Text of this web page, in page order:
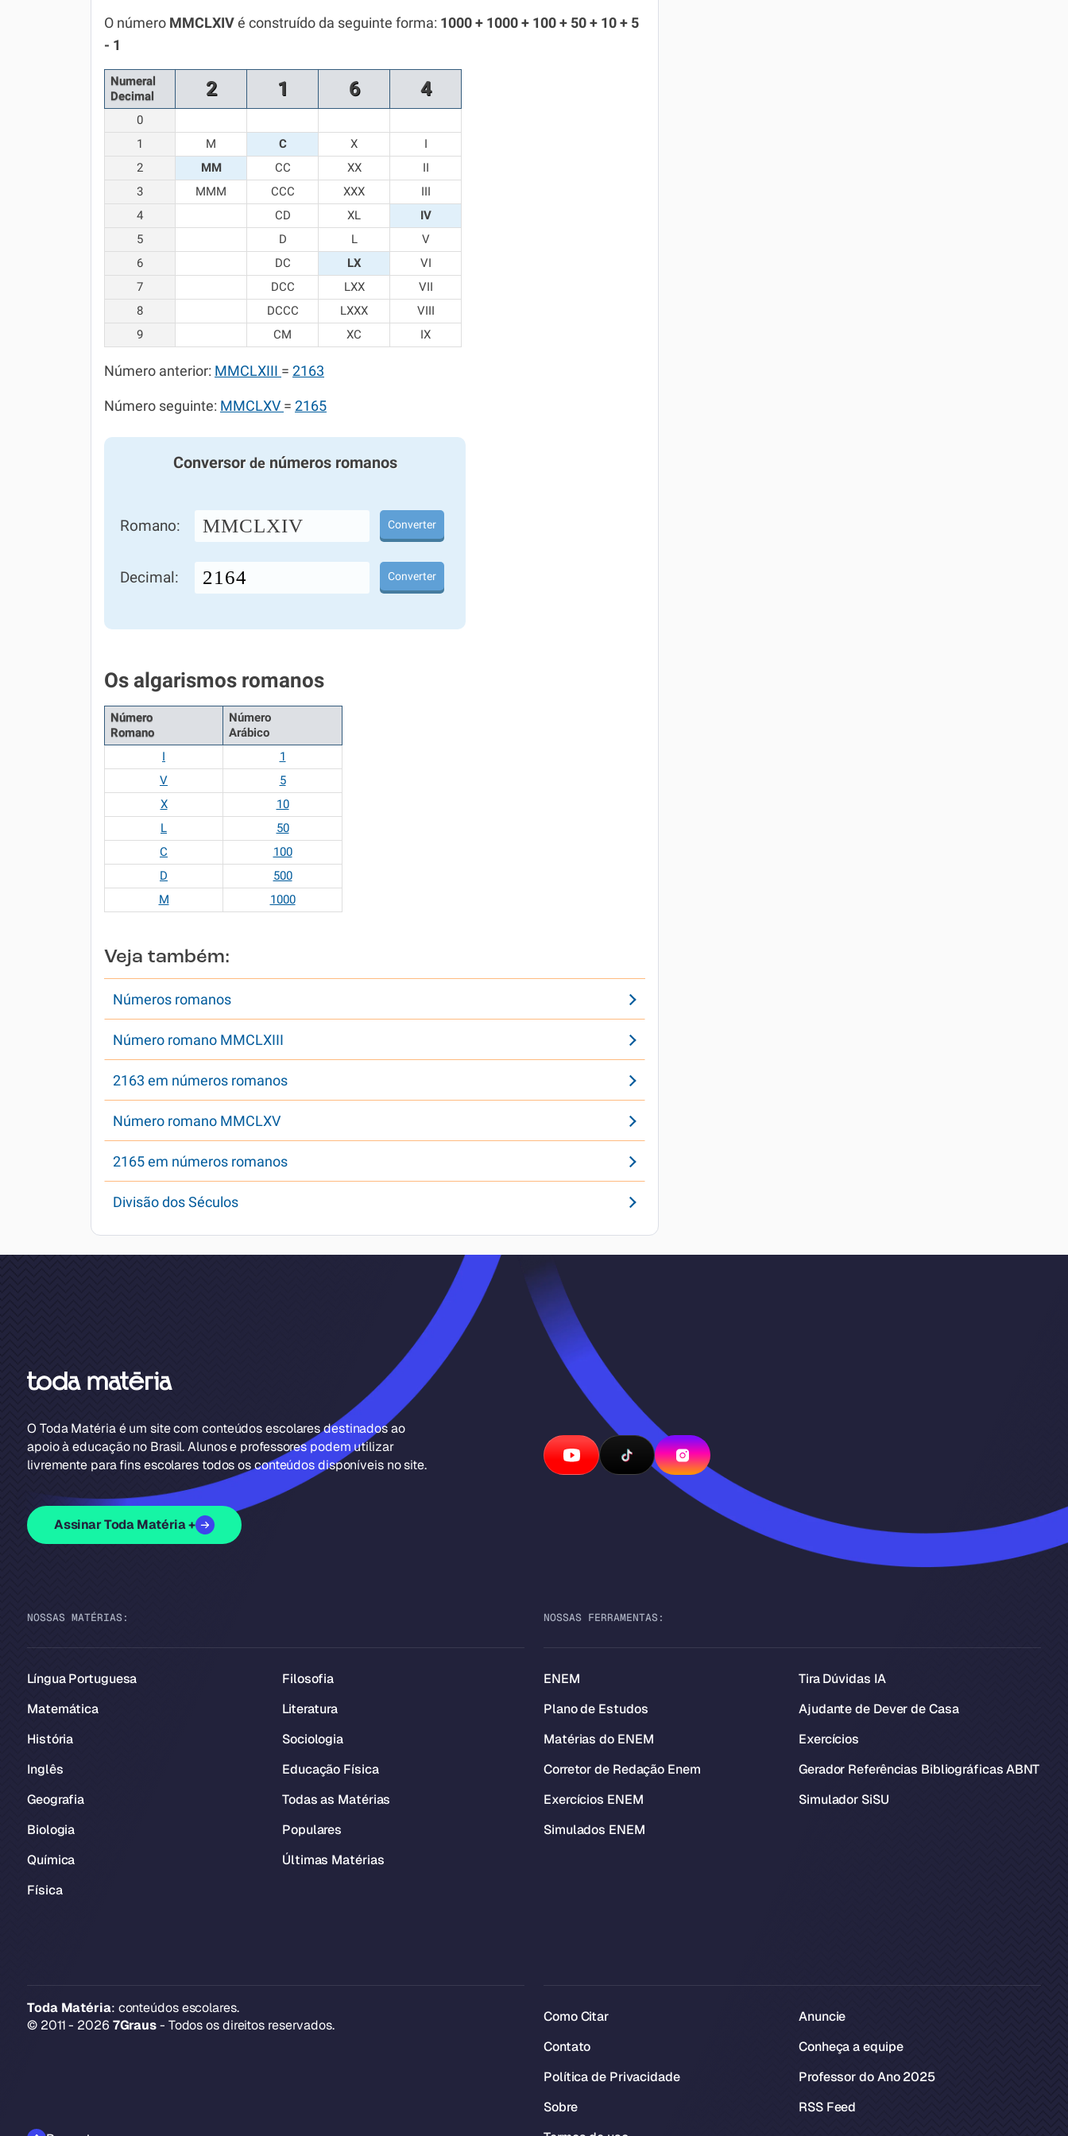
Química
Todos os Exercícios
O número MMCLXIV é construído da seguinte forma: 1000 + 1000 + 100 + 50 + 10 + 5
- 1
Numeral
Decimal
2 1 6 4
0
1
M C X
I
2
MM CC XX
II
3
MMM CCC XXX
III
4
CD XL
IV
5
D L
V
6
DC LX
VI
7
DCC LXX
VII
8
DCCC LXXX
VIII
9
CM XC IX
Número anterior: MMCLXIII = 2163
Número seguinte: MMCLXV = 2165
Conversor denúmeros romanos
Romano: MMCLXIV Converter
Decimal: Converter
Os algarismos romanos
Número
Romano
Número
Arábico
I
1
V
5
X
10
L
50
C
100
D
500
M
1000
Veja também:
Números romanos
Número romano MMCLXIII
2163 em números romanos
Número romano MMCLXV
2165 em números romanos
Divisão dos Séculos
O Toda Matéria é um site com conteúdos escolares destinados ao
apoio à educação no Brasil. Alunos e professores podem utilizar
livremente para fins escolares todos os conteúdos disponíveis no site.
Assinar Toda Matéria +
NOSSAS MATÉRIAS:
Língua Portuguesa
Matemática
História
Inglês
Geografia
Biologia
Química
Física
Filosofia
Literatura
Sociologia
Educação Física
Todas as Matérias
Populares
Últimas Matérias
NOSSAS FERRAMENTAS:
ENEM
Plano de Estudos
Matérias do ENEM
Corretor de Redação Enem
Exercícios ENEM
Simulados ENEM
Tira Dúvidas IA
Ajudante de Dever de Casa
Exercícios
Gerador Referências Bibliográficas ABNT
Simulador SiSU
Toda Matéria: conteúdos escolares.
© 2011 - 2026 7Graus- Todos os direitos reservados.
Como Citar
Contato
Política de Privacidade
Sobre
Anuncie
Conheça a equipe
Professor do Ano 2025
RSS Feed